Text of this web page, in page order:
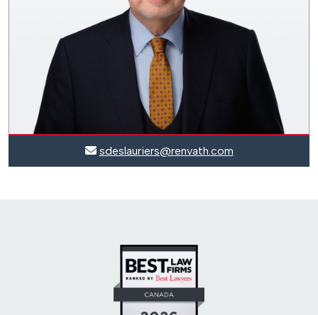
sdeslauriers@renvath.com